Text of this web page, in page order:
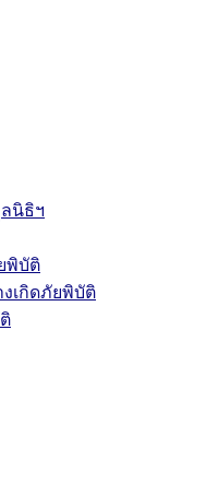
นิธิฯ
พิบัติ
เกิดภัยพิบัติ